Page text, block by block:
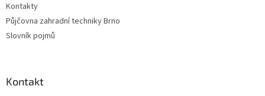
Kontakty
Půjčovna zahradní techniky Brno
Slovník pojmů
Kontakt